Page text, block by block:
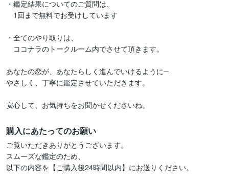
・鑑定結果についてのご質問は、
1回まで無料でお受けしています
・全てのやり取りは、
ココナラのトークルーム内でさせて頂きます。
あなたの恋が、あなたらしく進んでいけるように─
やさしく、丁寧に鑑定させていただきます。
安心して、お気持ちをお聞かせくださいね。
購入にあたってのお願い
ご覧いただきありがとうございます。
スムーズな鑑定のため、
以下の内容を【ご購入後24時間以内】にお送りください。